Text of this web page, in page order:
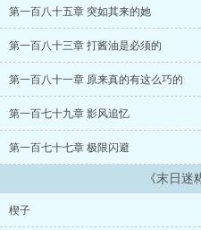
温柔的邻家好哥哥，冷酷帅气的联
喂喂，天涯何处无芳草，美女多
不放呢...
......
第一百八十五章 突如其来的她
第一百八十三章 打酱油是必须的
第一百八十一章 原来真的有这么巧的
第一百七十九章 影风追忆
第一百七十七章 极限闪避
《末日迷
楔子